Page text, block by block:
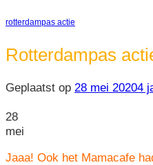
rotterdampas actie
Rotterdampas
Geplaatst op 28 mei 20204
28
mei
Jaaa! Ook het Mamacafe